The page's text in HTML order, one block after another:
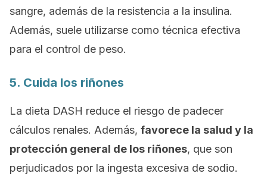
sangre, además de la resistencia a la insulina.
Además, suele utilizarse como técnica efectiva
para el control de peso.
5. Cuida los riñones
La dieta DASH reduce el riesgo de padecer
cálculos renales. Además, favorece la salud y la
protección general de los riñones, que son
perjudicados por la ingesta excesiva de sodio.